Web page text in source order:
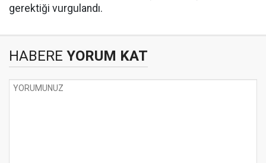
gerektiği vurgulandı.
HABERE YORUM KAT